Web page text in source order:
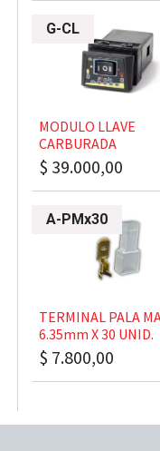
​​​MODULO LLAVE
CARBURADA
$ 39.000,00
G-CL
​​​TERMINAL PALA
6.35mm X 30 UNID.
$ 7.800,00
A-PMx30